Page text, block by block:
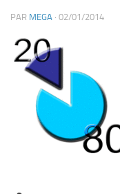
PAR MEGA · 02/01/2014